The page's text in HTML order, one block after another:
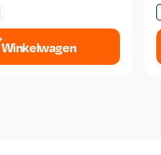
Winkelwagen